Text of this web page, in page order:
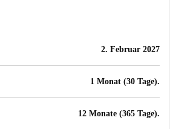
2. Februar 2027
1 Monat (30 Tage).
12 Monate (365 Tage).